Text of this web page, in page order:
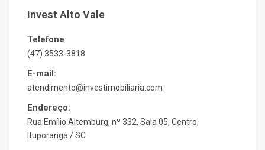
Invest Alto Vale
Telefone
(47) 3533-3818
E-mail:
atendimento@investimobiliaria.com
Endereço:
Rua Emílio Altemburg, nº 332, Sala 05, Centro,
Ituporanga / SC